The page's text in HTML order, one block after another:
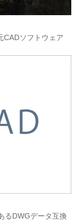
CADソフトウェア
るDWGデータ互換